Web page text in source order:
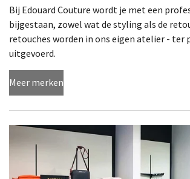
Bij Edouard Couture wordt je met een
bijgestaan, zowel wat de styling als de
retouches worden in ons eigen atelier - ter
uitgevoerd.
Meer merken